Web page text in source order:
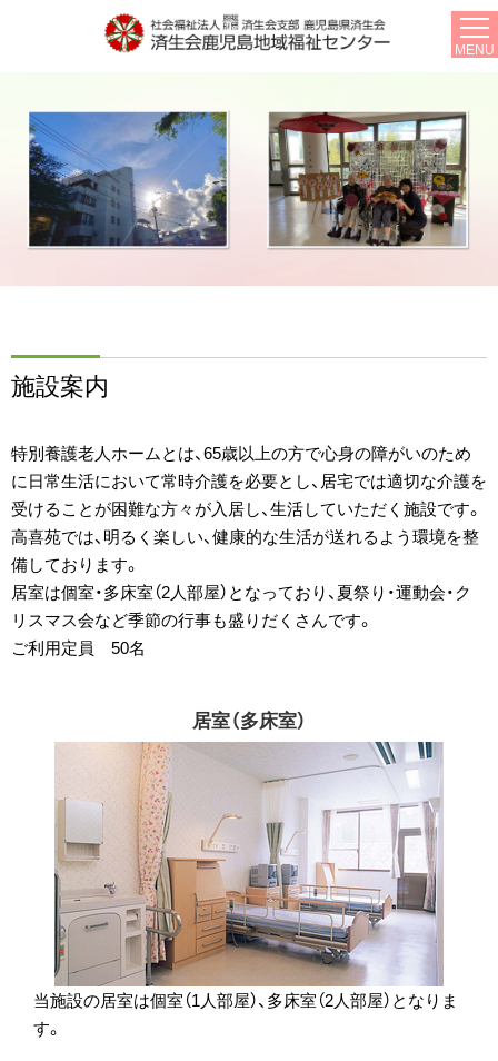
MENU
施設案内
特別養護老人ホームとは、65歳以上の方で心身の障がいのため
に日常生活において常時介護を必要とし、居宅では適切な介護を
受けることが困難な方々が入居し、生活していただく施設です。
高喜苑では、明るく楽しい、健康的な生活が送れるよう環境を整
備しております。
居室は個室・多床室（2人部屋）となっており、夏祭り・運動会・ク
リスマス会など季節の行事も盛りだくさんです。
ご利用定員 50名
居室（多床室）
当施設の居室は個室（1人部屋）、多床室（2人部屋）となりま
す。